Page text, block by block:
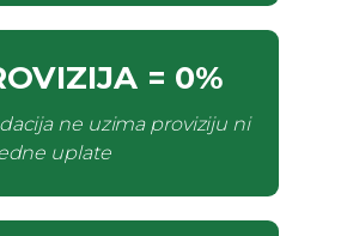
= 0%
ne uzima proviziju ni
uplate